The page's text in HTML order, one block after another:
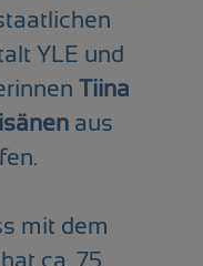
YLE und
Tiina
aus
mit dem